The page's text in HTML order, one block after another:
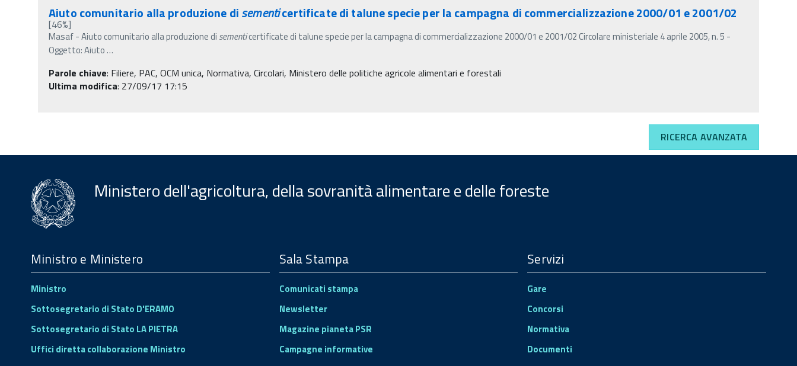
Aiuto comunitario alla produzione disementicertificate di talune specie per la campagna di commercializzazione 2000/01 e 2001/02
[46%]
Masaf - Aiuto comunitario alla produzione di sementicertificate di talune specie per la campagna di commercializzazione 2000/01 e 2001/02 Circolare ministeriale 4 aprile 2005, n. 5 -
Oggetto: Aiuto…
Parole chiave: Filiere, PAC, OCM unica, Normativa, Circolari, Ministero delle politiche agricole alimentari e forestali
Ultima modifica: 27/09/17 17:15
RICERCA AVANZATA
Ministero dell'agricoltura, della sovranità alimentare e delle foreste
Menu
Footer
Ministro e Ministero
Ministro
Sottosegretario di Stato D'ERAMO
Sottosegretario di Stato LA PIETRA
Uffici diretta collaborazione Ministro
Sala Stampa
Comunicati stampa
Newsletter
Magazine pianeta PSR
Campagne informative
Servizi
Gare
Concorsi
Normativa
Documenti